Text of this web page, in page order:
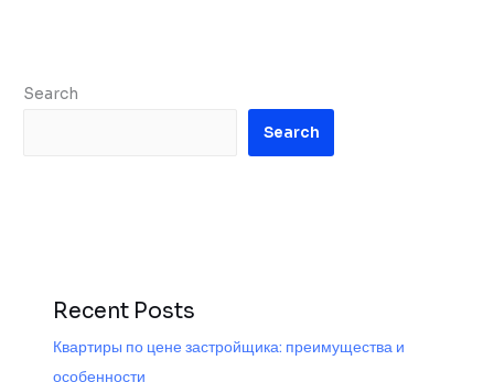
Search
Search
Recent Posts
Квартиры по цене застройщика: преимущества и
особенности